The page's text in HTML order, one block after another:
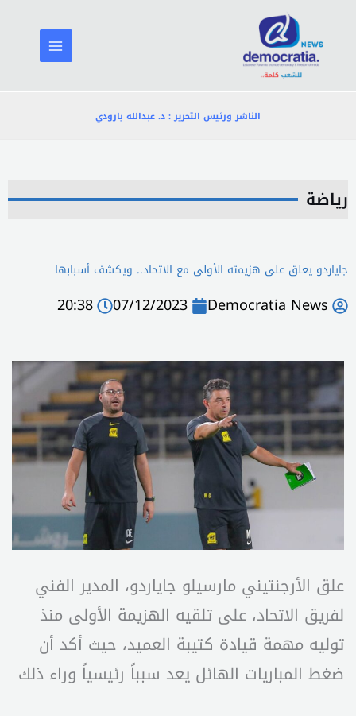
المحتوى
الناشر ورئيس التحرير : د. عبدالله بارودي
رياضة
جاياردو يعلق على هزيمته الأولى مع الاتحاد.. ويكشف أسبابها
Democratia News
07/12/2023
20:38
علق الأرجنتيني مارسيلو جاياردو، المدير الفني
لفريق الاتحاد، على تلقيه الهزيمة الأولى منذ
توليه مهمة قيادة كتيبة العميد، حيث أكد أن
ضغط المباريات الهائل يعد سبباً رئيسياً وراء ذلك